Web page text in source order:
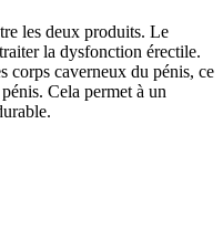
les deux produits. Le
la dysfonction érectile.
corps caverneux du pénis, ce
Cela permet à un